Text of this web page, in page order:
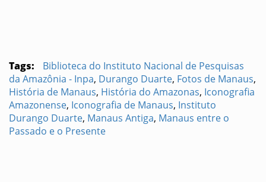
Tags:
Biblioteca do Instituto Nacional de Pesquisas
da Amazônia - Inpa, Durango Duarte, Fotos de Manaus,
História de Manaus, História do Amazonas, Iconografia
Amazonense, Iconografia de Manaus, Instituto
Durango Duarte, Manaus Antiga, Manaus entre o
Passado e o Presente